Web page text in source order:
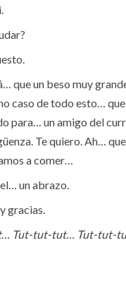
que un beso muy
caso de todo esto…
para… un amigo del
Te quiero. Ah…
a comer…
un abrazo.
gracias.
Tut-tut-tut… Tut-tut-